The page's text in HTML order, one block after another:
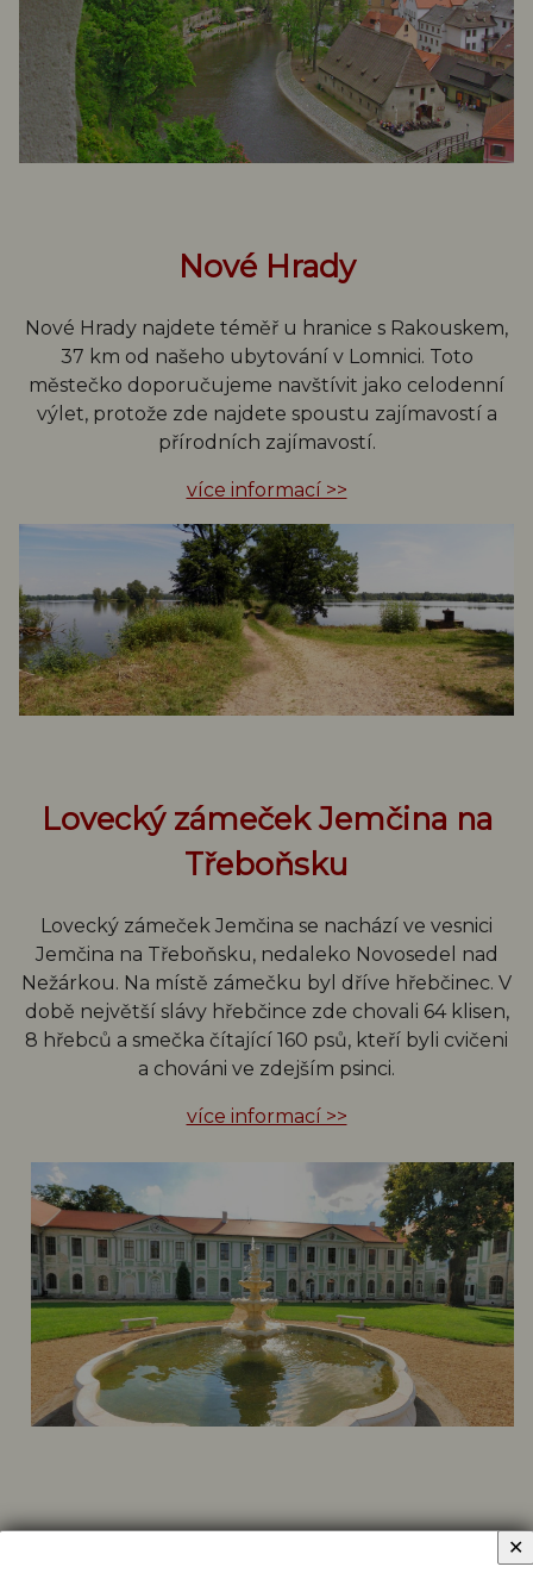
Nové Hrady
Nové Hrady najdete téměř u hranice s Rakouskem,
37 km od našeho ubytování v Lomnici. Toto
městečko doporučujeme navštívit jako celodenní
výlet, protože zde najdete spoustu zajímavostí a
přírodních zajímavostí.
více informací >>
Lovecký zámeček Jemčina na
Třeboňsku
Lovecký zámeček Jemčina se nachází ve vesnici
Jemčina na Třeboňsku, nedaleko Novosedel nad
Nežárkou. Na místě zámečku byl dříve hřebčinec. V
době největší slávy hřebčince zde chovali 64 klisen,
8 hřebců a smečka čítající 160 psů, kteří byli cvičeni
a chováni ve zdejším psinci.
více informací >>
✕